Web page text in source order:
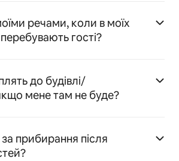
речами, коли в моїх
гості?
до будівлі/
мене там не буде?
за прибирання після